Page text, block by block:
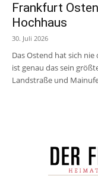
Frankfurt
Hochhaus
30. Juli 2026
Das Ostend hat sich
ist genau das sein
Landstraße und